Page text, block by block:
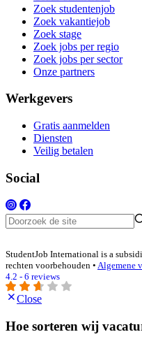
Zoek studentenjob
Zoek vakantiejob
Zoek stage
Zoek jobs per regio
Zoek jobs per sector
Onze partners
Werkgevers
Gratis aanmelden
Diensten
Veilig betalen
Social
StudentJob International is a
rechten voorbehouden • Algemene
4.2 - 6 reviews
Close
Hoe sorteren wij